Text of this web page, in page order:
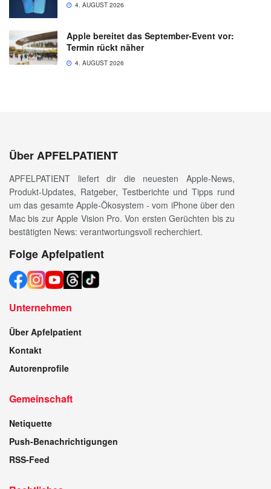
4. AUGUST 2026
Apple bereitet das September-Event vor:
Termin rückt näher
4. AUGUST 2026
Über APFELPATIENT
APFELPATIENT liefert dir die neuesten Apple-News,
Produkt-Updates, Ratgeber, Testberichte und Tipps rund
um das gesamte Apple-Ökosystem - vom iPhone über den
Mac bis zur Apple Vision Pro. Von ersten Gerüchten bis zu
bestätigten News: verantwortungsvoll recherchiert.
Folge Apfelpatient
Unternehmen
Über Apfelpatient
Kontakt
Autorenprofile
Gemeinschaft
Netiquette
Push-Benachrichtigungen
RSS-Feed